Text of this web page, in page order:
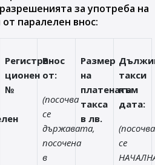
за употреба на
паралелен внос:
Регистра-
ционен
№
Внос
от:
(посочва
се
държавата,
посочена
в
Размер
на
платената
такса
в лв.
такси
към
дата:
(посочва
се